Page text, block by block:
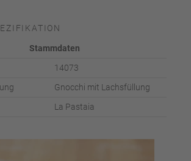
Stammdaten
14073
Gnocchi mit Lachsfüllung
La Pastaia